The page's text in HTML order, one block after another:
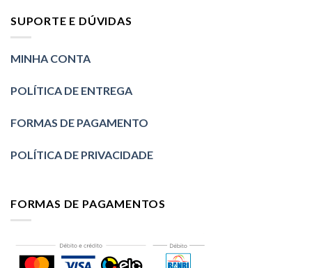
SUPORTE E DÚVIDAS
MINHA CONTA
POLÍTICA DE ENTREGA
FORMAS DE PAGAMENTO
POLÍTICA DE PRIVACIDADE
FORMAS DE PAGAMENTOS